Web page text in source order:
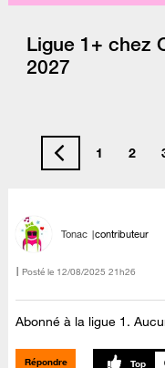
Ligue 1+ chez
2027
1 2
Tonac contributeur
Posté le ‎12/08/2025 21h26
Abonné à la ligue 1.
Répondre